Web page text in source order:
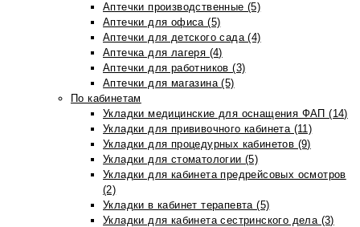
Аптечки производственные (5)
Аптечки для офиса (5)
Аптечки для детского сада (4)
Аптечка для лагеря (4)
Аптечки для работников (3)
Аптечки для магазина (5)
По кабинетам
Укладки медицинские для оснащения ФАП (14)
Укладки для прививочного кабинета (11)
Укладки для процедурных кабинетов (9)
Укладки для стоматологии (5)
Укладки для кабинета предрейсовых осмотров
(2)
Укладки в кабинет терапевта (5)
Укладки для кабинета сестринского дела (3)